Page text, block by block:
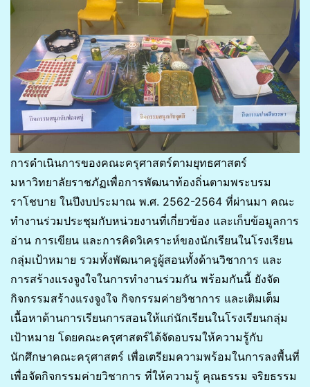
การดำเนินการของคณะครุศาสตร์ตามยุทธศาสตร์
มหาวิทยาลัยราชภัฏเพื่อการพัฒนาท้องถิ่นตามพระบรม
ราโชบาย ในปีงบประมาณ พ.ศ. 2562-2564 ที่ผ่านมา คณะ
ทำงานร่วมประชุมกับหน่วยงานที่เกี่ยวข้อง และเก็บข้อมูลการ
อ่าน การเขียน และการคิดวิเคราะห์ของนักเรียนในโรงเรียน
กลุ่มเป้าหมาย รวมทั้งพัฒนาครูผู้สอนทั้งด้านวิชาการ และ
การสร้างแรงจูงใจในการทำงานร่วมกัน พร้อมกันนี้ ยังจัด
กิจกรรมสร้างแรงจูงใจ กิจกรรมค่ายวิชาการ และเติมเต็ม
เนื้อหาด้านการเรียนการสอนให้แก่นักเรียนในโรงเรียนกลุ่ม
เป้าหมาย โดยคณะครุศาสตร์ได้จัดอบรมให้ความรู้กับ
นักศึกษาคณะครุศาสตร์ เพื่อเตรียมความพร้อมในการลงพื้นที่
เพื่อจัดกิจกรรมค่ายวิชาการ ที่ให้ความรู้ คุณธรรม จริยธรรม